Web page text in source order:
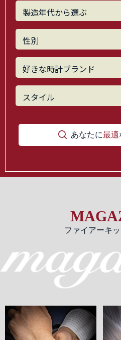
あなたに最適
ファイアーキ